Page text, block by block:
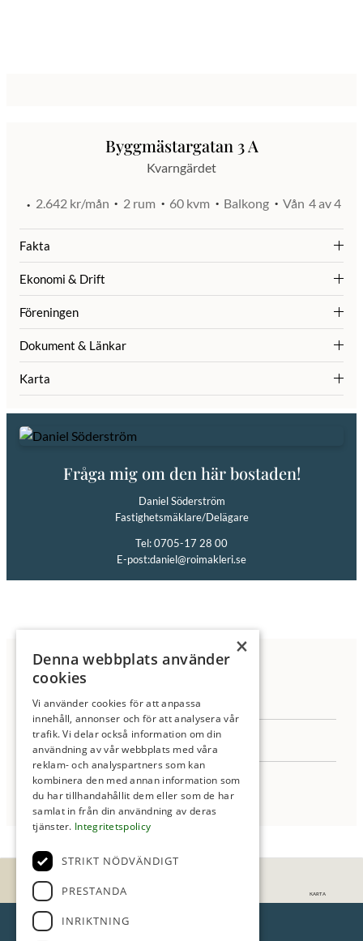
Fråga mig om den här bostaden!
Daniel Söderström
Fastighetsmäklare/Delägare
Tel: 0705-17 28 00
E-post:daniel@roimakleri.se
Byggmästargatan 3 A
Kvarngärdet
2.642 kr/mån 2 rum 60 kvm Balkong Vån 4 av 4
Fakta
Ekonomi & Drift
Föreningen
Dokument & Länkar
Karta
Anmäl Intresse
KARTA
×
Denna webbplats använder
cookies
Vi använder cookies för att anpassa
innehåll, annonser och för att analysera vår
trafik. Vi delar också information om din
användning av vår webbplats med våra
reklam- och analyspartners som kan
kombinera den med annan information som
du har tillhandahållit dem eller som de har
samlat in från din användning av deras
tjänster. Integritetspolicy
STRIKT NÖDVÄNDIGT
PRESTANDA
INRIKTNING